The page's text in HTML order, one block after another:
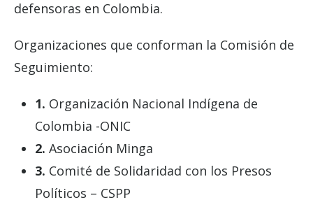
defensoras en Colombia.
Organizaciones que conforman la Comisión de
Seguimiento:
1. Organización Nacional Indígena de
Colombia -ONIC
2. Asociación Minga
3. Comité de Solidaridad con los Presos
Políticos – CSPP